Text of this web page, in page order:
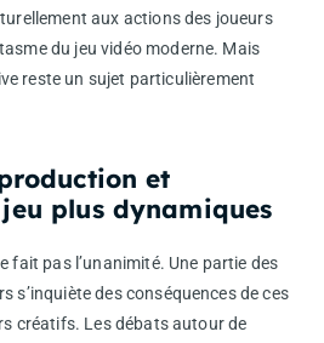
aux actions des joueurs
du jeu vidéo moderne. Mais
reste un sujet particulièrement
et
plus dynamiques
fait pas l’unanimité. Une partie des
s’inquiète des conséquences de ces
créatifs. Les débats autour de